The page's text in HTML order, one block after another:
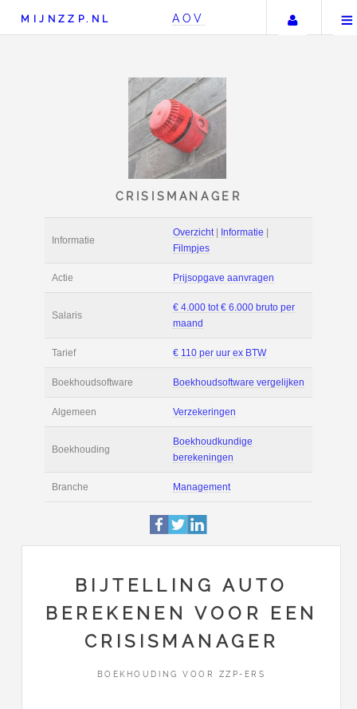
MIJNZZP.NL AOV Uw
CRISISMANAGER
Actie Prijsopgave
€ 4.000 tot € 6.000
maand
Tarief
Boekhoudsoftware
Boekhouding
Boekhoudkundige
berekeningen
Branche Management
BIJTELLING AUTO
BEREKENEN VOOR EEN
CRISISMANAGER
BOEKHOUDING VOOR ZZP-ERS